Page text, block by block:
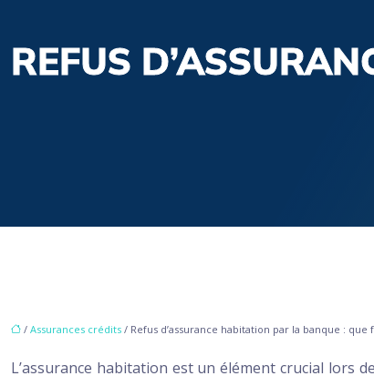
REFUS
/ Assurances crédits / Refus d’assurance habitation par la banque : que
L’assurance habitation est un élément crucial lors